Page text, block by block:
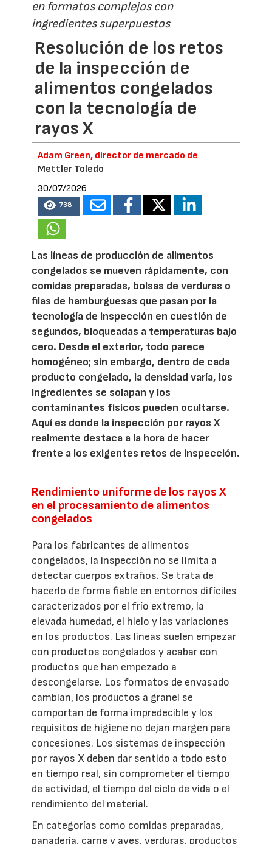
en formatos complejos con
ingredientes superpuestos
Resolución de los retos
de la inspección de
alimentos congelados
con la tecnología de
rayos X
Adam Green, director de mercado de
Mettler Toledo
30/07/2026
738
Las líneas de producción de alimentos
congelados se mueven rápidamente, con
comidas preparadas, bolsas de verduras o
filas de hamburguesas que pasan por la
tecnología de inspección en cuestión de
segundos, bloqueadas a temperaturas bajo
cero. Desde el exterior, todo parece
homogéneo; sin embargo, dentro de cada
producto congelado, la densidad varía, los
ingredientes se solapan y los
contaminantes físicos pueden ocultarse.
Aquí es donde la inspección por rayos X
realmente destaca a la hora de hacer
frente a los exigentes retos de inspección.
Rendimiento uniforme de los rayos X
en el procesamiento de alimentos
congelados
Para los fabricantes de alimentos
congelados, la inspección no se limita a
detectar cuerpos extraños. Se trata de
hacerlo de forma fiable en entornos difíciles
caracterizados por el frío extremo, la
elevada humedad, el hielo y las variaciones
en los productos. Las líneas suelen empezar
con productos congelados y acabar con
productos que han empezado a
descongelarse. Los formatos de envasado
cambian, los productos a granel se
comportan de forma impredecible y los
requisitos de higiene no dejan margen para
concesiones. Los sistemas de inspección
por rayos X deben dar sentido a todo esto
en tiempo real, sin comprometer el tiempo
de actividad, el tiempo del ciclo de vida o el
rendimiento del material.
En categorías como comidas preparadas,
panadería, carne y aves, verduras, productos